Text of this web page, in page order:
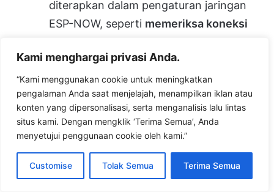
Kami menghargai privasi Anda.
“Kami menggunakan cookie untuk meningkatkan
pengalaman Anda saat menjelajah, menampilkan iklan atau
konten yang dipersonalisasi, serta menganalisis lalu lintas
situs kami. Dengan mengklik ‘Terima Semua’, Anda
menyetujui penggunaan cookie oleh kami.”
Customise Tolak Semua Terima Semua
diterapkan dalam pengaturan jaringan
ESP-NOW, seperti memeriksa koneksi
diagnostik, ataumengatur ulang peer
list. Apa yang perlu diperiksa lebih lanjut
untuk memastikan bahwa masalah
tersebut bukan berasal dari interferensi
sinyalataukonfigurasi yang salah